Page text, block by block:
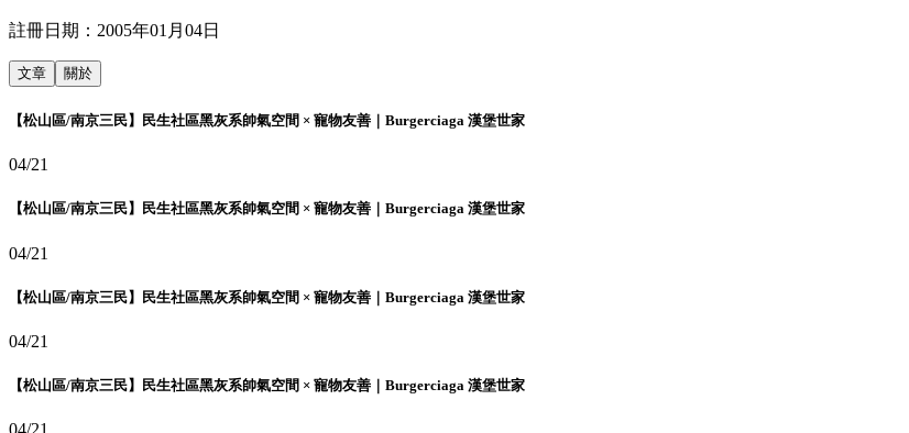
註冊日期： 2005年01月04日
文章 關於
【松山區/南京三民】民生社區黑灰系帥氣空間 × 寵物友善｜Burgerciaga 漢堡世家
04/21
【松山區/南京三民】民生社區黑灰系帥氣空間 × 寵物友善｜Burgerciaga 漢堡世家
04/21
【松山區/南京三民】民生社區黑灰系帥氣空間 × 寵物友善｜Burgerciaga 漢堡世家
04/21
【松山區/南京三民】民生社區黑灰系帥氣空間 × 寵物友善｜Burgerciaga 漢堡世家